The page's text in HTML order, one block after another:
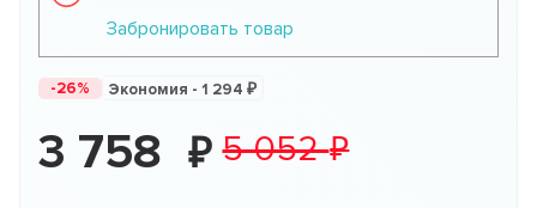
Забронировать товар
-26% Экономия -1 294
3 758 5 052